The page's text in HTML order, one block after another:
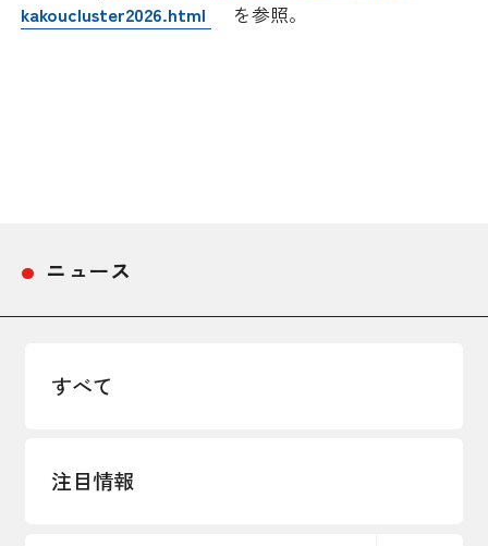
情報公開
kakoucluster2026.html
を参照。
ニュース
すべて
注目情報